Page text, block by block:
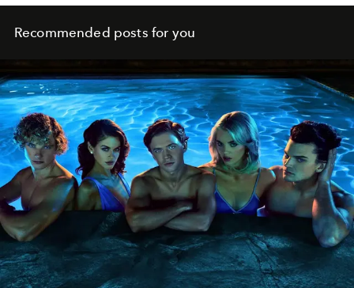
Recommended posts for you